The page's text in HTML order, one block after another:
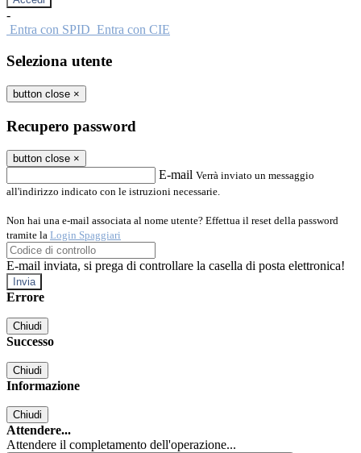
-
Entra con SPID Entra con CIE
Seleziona utente
button close ×
Recupero password
button close ×
E-mail Verrà inviato un messaggio
all'indirizzo indicato con le istruzioni necessarie.
Non hai una e-mail associata al nome utente? Effettua il reset della password
tramite la Login Spaggiari
E-mail inviata, si prega di controllare la casella di posta elettronica!
Errore
Chiudi
Successo
Chiudi
Informazione
Chiudi
Attendere...
Attendere il completamento dell'operazione...